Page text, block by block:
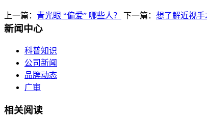
上一篇： 青光眼 “偏爱” 哪些人？ 下一篇： 想了解近视手
新闻中心
科普知识
公司新闻
品牌动态
广审
相关阅读